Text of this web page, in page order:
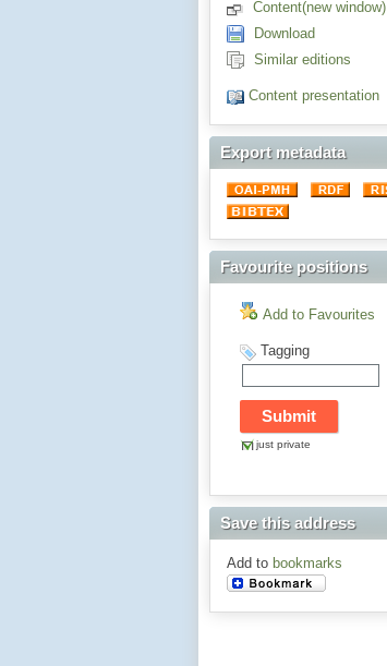
Content(new window)
Download
Similar editions
Content presentation
Export metadata
Favourite positions
Add to Favourites
Tagging
just private
Save this address
Add to bookmarks